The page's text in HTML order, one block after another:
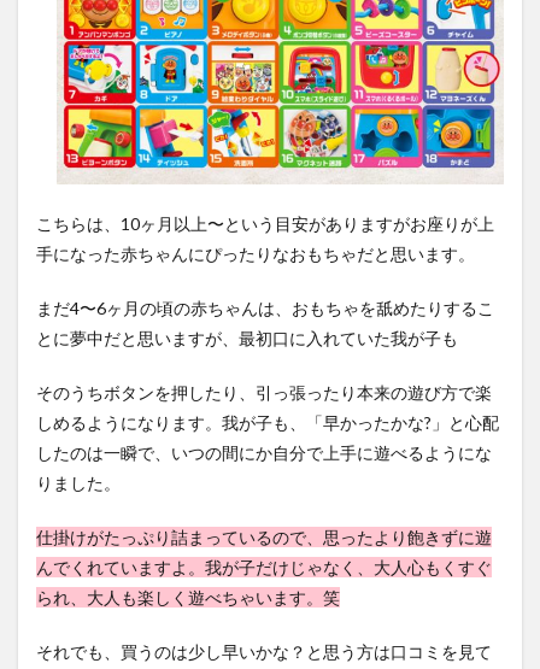
こちらは、10ヶ月以上〜という目安がありますがお座りが上
手になった赤ちゃんにぴったりなおもちゃだと思います。
まだ4〜6ヶ月の頃の赤ちゃんは、おもちゃを舐めたりするこ
とに夢中だと思いますが、最初口に入れていた我が子も
そのうちボタンを押したり、引っ張ったり本来の遊び方で楽
しめるようになります。我が子も、「早かったかな?」と心配
したのは一瞬で、いつの間にか自分で上手に遊べるようにな
りました。
仕掛けがたっぷり詰まっているので、思ったより飽きずに遊
んでくれていますよ。我が子だけじゃなく、大人心もくすぐ
られ、大人も楽しく遊べちゃいます。笑
それでも、買うのは少し早いかな？と思う方は口コミを見て